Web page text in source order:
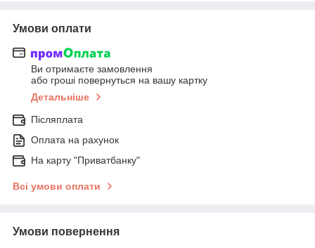
Умови оплати
Ви отримаєте замовлення
або гроші повернуться на вашу картку
Детальніше
Післяплата
Оплата на рахунок
На карту "Приватбанку"
Всі умови оплати
Умови повернення